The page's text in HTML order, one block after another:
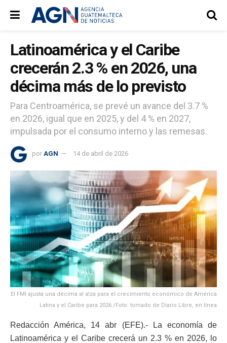
Latinoamérica y el Caribe
crecerán 2.3 % en 2026, una
décima más de lo previsto
Para Centroamérica, se prevé un avance del 3.7 %
en 2026, igual que en 2025, y del 4 % en 2027,
impulsada por el consumo interno y las remesas.
por AGN 14 de abril de 2026
El FMI ajusta una décima al alza para el crecimiento económico de América
Latina y el Caribe para 2026./Foto: tomado de Diario Libre, en línea
Redacción América, 14 abr (EFE).- La economía de
Latinoamérica y el Caribe crecerá un 2.3 % en 2026, lo